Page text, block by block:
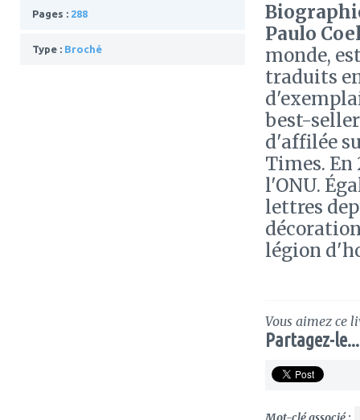
Pages : 288
Type : Broché
Paulo
monde,
traduits
best-
d'affilée
Times. En
l'ONU.
lettres
légion
Vous aimez ce
Partagez-le...